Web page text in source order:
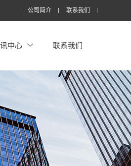
公司简介 联系我们
中心 联系我们